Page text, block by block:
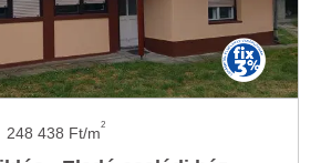
248 438 Ft/m2